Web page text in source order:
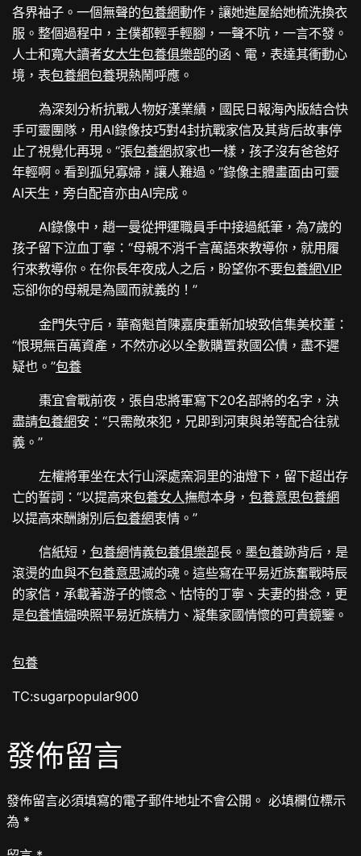
各界袖子。一個無聲的包養網動作，讓她進屋給她梳洗換衣
服。整個過程中，主僕都輕手輕腳，一聲不吭，一言不發。
人士和寬大讀者女大生包養俱樂部的函、電，表達其衝動心
境，表包養網包養現熱鬧呼應。
為深刻分析抗戰人物好漢業績，國民日報海內版結合快
手可靈團隊，用AI錄像技巧對4封抗戰家信及其背后故事停
止了視覺化再現。“張包養網叔家也一樣，孩子沒有爸爸好
年輕啊。看到孤兒寡婦，讓人難過。”錄像主體畫面由可靈
AI天生，旁白配音亦由AI完成。
AI錄像中，趙一曼從押運職員手中接過紙筆，為7歲的
孩子留下泣血丁寧：“母親不消千言萬語來教導你，就用履
行來教導你。在你長年夜成人之后，盼望你不要包養網VIP
忘卻你的母親是為國而就義的！”
金門失守后，華裔魁首陳嘉庚重新加坡致信集美校董：
“恨現無百萬資產，不然亦必以全數購置救國公債，盡不遲
疑也。”包養
棗宜會戰前夜，張自忠將軍寫下20名部將的名字，決
盡請包養網安：“只需敵來犯，兄即到河東與弟等配合往就
義。”
左權將軍坐在太行山深處窯洞里的油燈下，留下超出存
亡的誓詞：“以提高來包養女人撫慰本身，包養意思包養網
以提高來酬謝別后包養網衷情。”
信紙短， 包養網情義包養俱樂部長。墨包養跡背后，是
滾燙的血與不包養意思滅的魂。這些寫在平易近族奮戰時辰
的家信，承載著游子的懷念、怙恃的丁寧、夫妻的掛念，更
是包養情婦映照平易近族精力、凝集家國情懷的可貴鏡鑒。
包養
TC:sugarpopular900
發佈留言
發佈留言必須填寫的電子郵件地址不會公開。 必填欄位標示
為 *